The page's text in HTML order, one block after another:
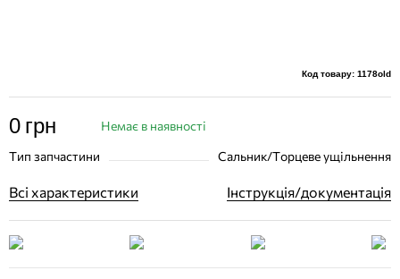
Код товару: 1178old
0 грн Немає в наявності
Тип запчастини Сальник/Торцеве ущільнення
Всі характеристики Інструкція/документація